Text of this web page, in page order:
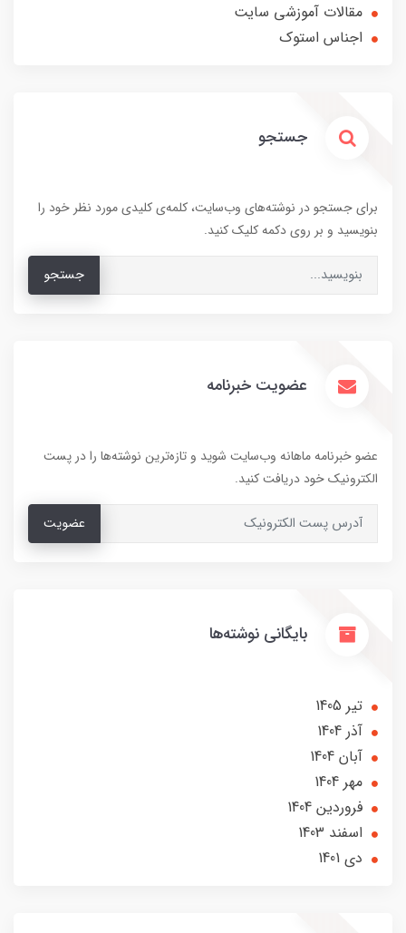
مقالات آموزشی سایت
اجناس استوک
جستجو
برای جستجو در نوشته‌های وب‌سایت، کلمه‌ی کلیدی مورد نظر خود را
بنویسید و بر روی دکمه کلیک کنید.
جستجو
عضویت خبرنامه
عضو خبرنامه ماهانه وب‌سایت شوید و تازه‌ترین نوشته‌ها را در پست
الکترونیک خود دریافت کنید.
عضویت
بایگانی نوشته‌ها
تير 1405
آذر 1404
آبان 1404
مهر 1404
فروردین 1404
اسفند 1403
دی 1401